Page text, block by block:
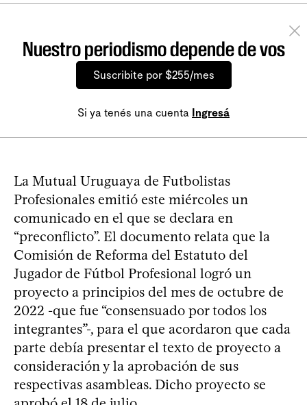
Nuestro periodismo depende de vos
Suscribite por $255/mes
Si ya tenés una cuenta Ingresá
La Mutual Uruguaya de Futbolistas
Profesionales emitió este miércoles un
comunicado en el que se declara en
“preconflicto”. El documento relata que la
Comisión de Reforma del Estatuto del
Jugador de Fútbol Profesional logró un
proyecto a principios del mes de octubre de
2022 -que fue “consensuado por todos los
integrantes”-, para el que acordaron que cada
parte debía presentar el texto de proyecto a
consideración y la aprobación de sus
respectivas asambleas. Dicho proyecto se